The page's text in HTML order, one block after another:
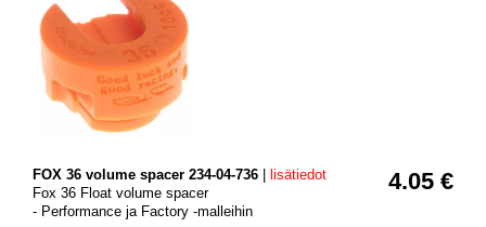
4.05 €
FOX 36 volume spacer 234-04-736
lisätiedot
Fox 36 Float volume spacer
- Performance ja Factory -malleihin